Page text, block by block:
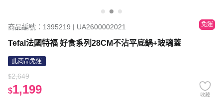
商品編號：1395219 | UA2600002021 免運
Tefal法國特福 好食系列28CM不沾平底鍋+玻璃蓋
此商品免運
$2,649
$1,199 收藏